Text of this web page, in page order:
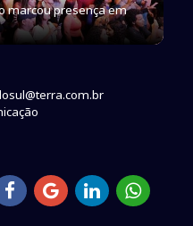
marcou presença em